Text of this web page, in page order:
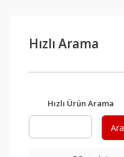
Hızlı Arama
Hızlı Ürün Arama
Ara